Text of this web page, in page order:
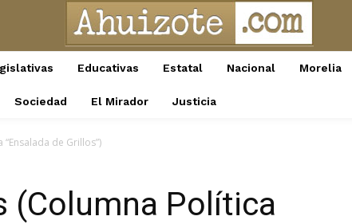
Educativas Estatal Nacional Morelia
Sociedad El Mirador Justicia
de Grillos”)
(Columna Política